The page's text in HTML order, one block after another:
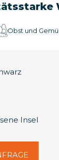
Obst und
Insel